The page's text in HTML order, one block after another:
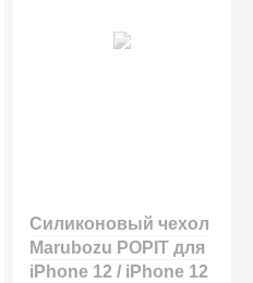
Силиконовый чехол
Marubozu POPIT для
iPhone 12 / iPhone 12